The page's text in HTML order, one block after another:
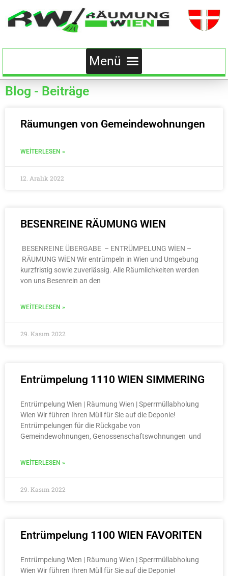
Blog - Beiträge
Räumungen von Gemeindewohnungen
WEITERLESEN »
12. Aralık 2022
BESENREINE RÄUMUNG WIEN
BESENREINE ÜBERGABE – ENTRÜMPELUNG WİEN –
RÄUMUNG WİEN Wir entrümpeln in Wien und Umgebung
kurzfristig sowie zuverlässig. Alle Räumlichkeiten werden
von uns Besenrein an den
WEITERLESEN »
29. Kasım 2022
Entrümpelung 1110 WIEN SIMMERING
Entrümpelung Wien | Räumung Wien | Sperrmüllabholung
Wien Wir führen Ihren Müll für Sie auf die Deponie!
Entrümpelungen für die Rückgabe von
Gemeindewohnungen, Genossenschaftswohnungen und
WEITERLESEN »
29. Kasım 2022
Entrümpelung 1100 WIEN FAVORITEN
Entrümpelung Wien | Räumung Wien | Sperrmüllabholung
Wien Wir führen Ihren Müll für Sie auf die Deponie!